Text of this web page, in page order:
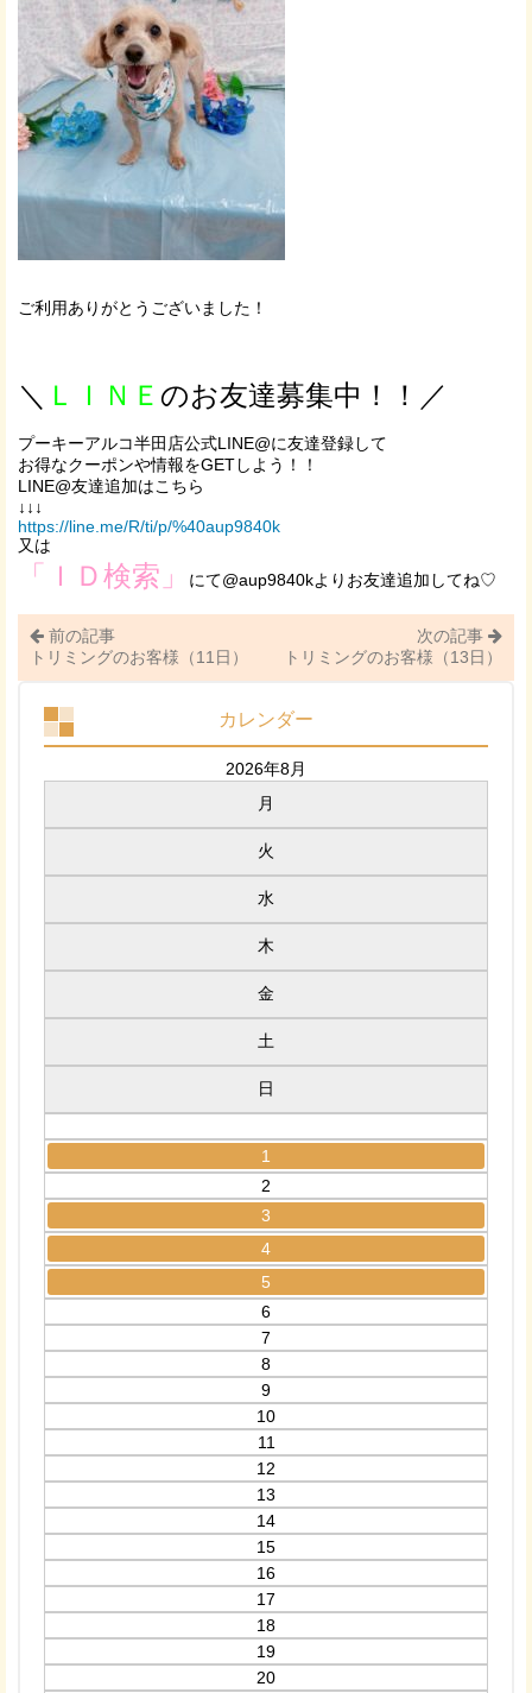
ご利用ありがとうございました！
＼ ＬＩＮＥ のお友達募集中！！／
プーキーアルコ半田店公式LINE@に友達登録して
お得なクーポンや情報をGETしよう！！
LINE@友達追加はこちら
↓↓↓
https://line.me/R/ti/p/%40aup9840k
又は
「ＩＤ検索」 にて@aup9840kよりお友達追加してね♡
前の記事
トリミングのお客様（11日）
次の記事
トリミングのお客様（13日）
カレンダー
2026年8月
月
火
水
木
金
土
日
1
2
3
4
5
6
7
8
9
10
11
12
13
14
15
16
17
18
19
20